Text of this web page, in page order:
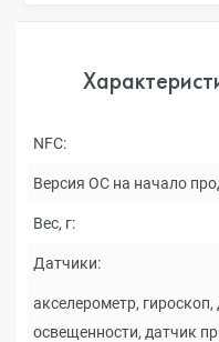
NFC:
Версия ОС на начало
Вес, г:
Датчики:
акселерометр,
освещенности, датчик